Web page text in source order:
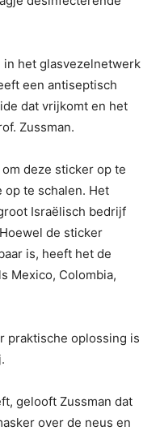
het glasvezelnetwerk
een antiseptisch
dat vrijkomt en het
Zussman.
deze sticker op te
op te schalen. Het
Israëlisch bedrijf
de sticker
is, heeft het de
Mexico, Colombia,
praktische oplossing is
gelooft Zussman dat
over de neus en